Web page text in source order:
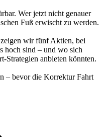
Wer jetzt nicht genauer
Fuß erwischt zu werden.
wir fünf Aktien, bei
hoch sind – und wo sich
Strategien anbieten könnten.
– bevor die Korrektur Fahrt